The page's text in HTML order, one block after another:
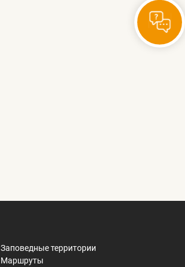
Заповедные территории
Маршруты